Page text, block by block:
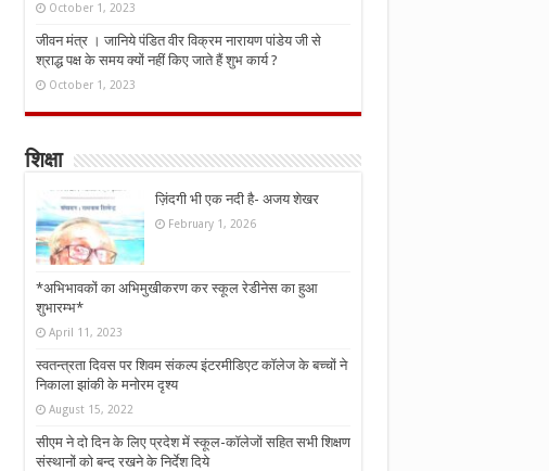
October 1, 2023
जीवन मंत्र । जानिये पंडित वीर विक्रम नारायण पांडेय जी से
श्राद्ध पक्ष के समय क्यों नहीं किए जाते हैं शुभ कार्य ?
October 1, 2023
शिक्षा
ज़िंदगी भी एक नदी है- अजय शेखर
February 1, 2026
*अभिभावकों का अभिमुखीकरण कर स्कूल रेडीनेस का हुआ
शुभारम्भ*
April 11, 2023
स्वतन्त्रता दिवस पर शिवम संकल्प इंटरमीडिएट कॉलेज के बच्चों ने
निकाला झांकी के मनोरम दृश्य
August 15, 2022
सीएम ने दो दिन के लिए प्रदेश में स्कूल-कॉलेजों सहित सभी शिक्षण
संस्थानों को बन्द रखने के निर्देश दिये